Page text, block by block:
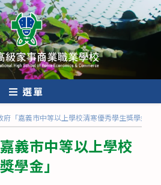
選單
府「嘉義市中等以上學校清寒優秀學生獎學金」
義市中等以上學校
學金」